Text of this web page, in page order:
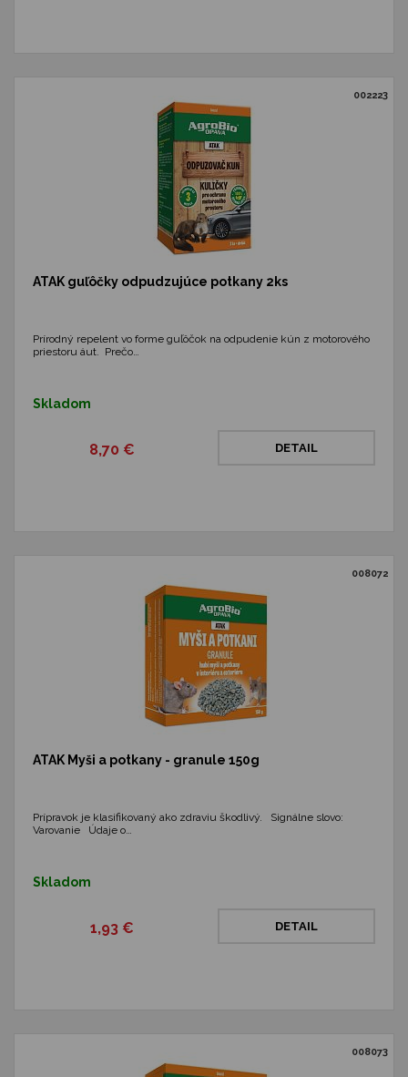
002223
ATAK guľôčky odpudzujúce potkany 2ks
Prírodný repelent vo forme guľôčok na odpudenie kún z motorového
priestoru áut. Prečo…
Skladom
8,70 € DETAIL
008072
ATAK Myši a potkany - granule 150g
Prípravok je klasifikovaný ako zdraviu škodlivý. Signálne slovo:
Varovanie Údaje o…
Skladom
1,93 € DETAIL
008073